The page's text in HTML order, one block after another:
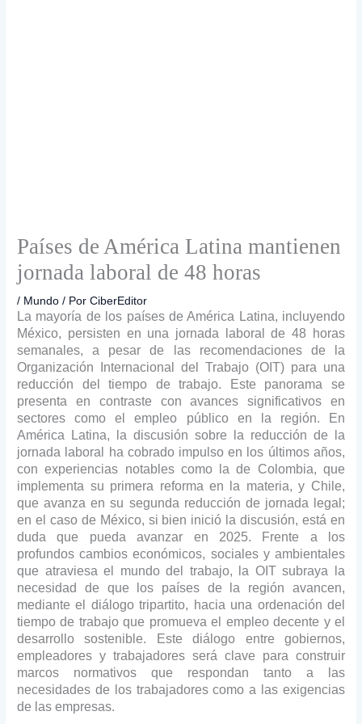
Países de América Latina mantienen
jornada laboral de 48 horas
/ Mundo / PorCiberEditor
La mayoría de los países de América Latina, incluyendo
México, persisten en una jornada laboral de 48 horas
semanales, a pesar de las recomendaciones de la
Organización Internacional del Trabajo (OIT) para una
reducción del tiempo de trabajo. Este panorama se
presenta en contraste con avances significativos en
sectores como el empleo público en la región.
En
América Latina, la discusión sobre la reducción de la
jornada laboral ha cobrado impulso en los últimos años,
con experiencias notables como la de Colombia, que
implementa su primera reforma en la materia, y Chile,
que avanza en su segunda reducción de jornada legal;
en el caso de México, si bien inició la discusión, está en
duda que pueda avanzar en 2025. Frente a los
profundos cambios económicos, sociales y ambientales
que atraviesa el mundo del trabajo, la OIT subraya la
necesidad de que los países de la región avancen,
mediante el diálogo tripartito, hacia una ordenación del
tiempo de trabajo que promueva el empleo decente y el
desarrollo sostenible. Este diálogo entre gobiernos,
empleadores y trabajadores será clave para construir
marcos normativos que respondan tanto a las
necesidades de los trabajadores como a las exigencias
de las empresas.